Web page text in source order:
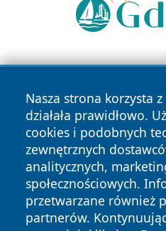
Nasza strona korzysta
działała prawidłowo.
cookies i podobnych
zewnętrznych
analitycznych,
społecznościowych.
przetwarzane również
partnerów.
Copyright © 2026
zastrzeżone.
News Autorzy
Polityka